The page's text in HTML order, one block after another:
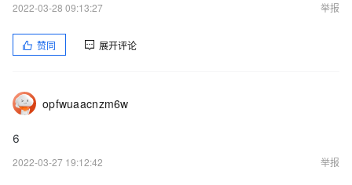
2022-03-28 09:13:27
举报
赞同 展开评论
opfwuaacnzm6w
6
2022-03-27 19:12:42
举报